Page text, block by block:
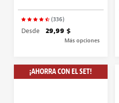
(336)
Desde 29,99 $
Más opciones
¡AHORRA CON EL SET!